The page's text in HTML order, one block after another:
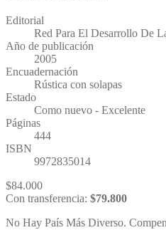
Editorial
Red Para El Desarrollo De
Año de publicación
2005
Encuadernación
Rústica con solapas
Estado
Como nuevo - Excelente
Páginas
444
ISBN
9972835014
$84.000
Con transferencia: $79.800
No Hay País Más Diverso.